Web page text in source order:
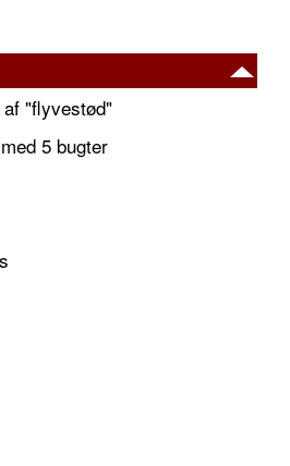
"flyvestød"
5 bugter